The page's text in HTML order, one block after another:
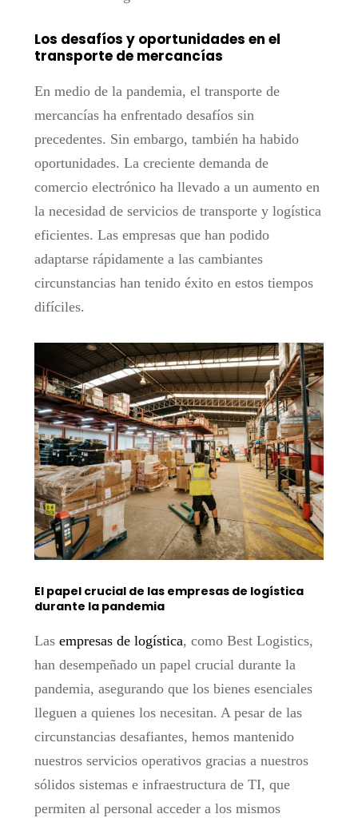
Los desafíos y oportunidades en el
transporte de mercancías
En medio de la pandemia, el transporte de
mercancías ha enfrentado desafíos sin
precedentes. Sin embargo, también ha habido
oportunidades. La creciente demanda de
comercio electrónico ha llevado a un aumento en
la necesidad de servicios de transporte y logística
eficientes. Las empresas que han podido
adaptarse rápidamente a las cambiantes
circunstancias han tenido éxito en estos tiempos
difíciles.
El papel crucial de las empresas de logística
durante la pandemia
Las empresas de logística, como Best Logistics,
han desempeñado un papel crucial durante la
pandemia, asegurando que los bienes esenciales
lleguen a quienes los necesitan. A pesar de las
circunstancias desafiantes, hemos mantenido
nuestros servicios operativos gracias a nuestros
sólidos sistemas e infraestructura de TI, que
permiten al personal acceder a los mismos